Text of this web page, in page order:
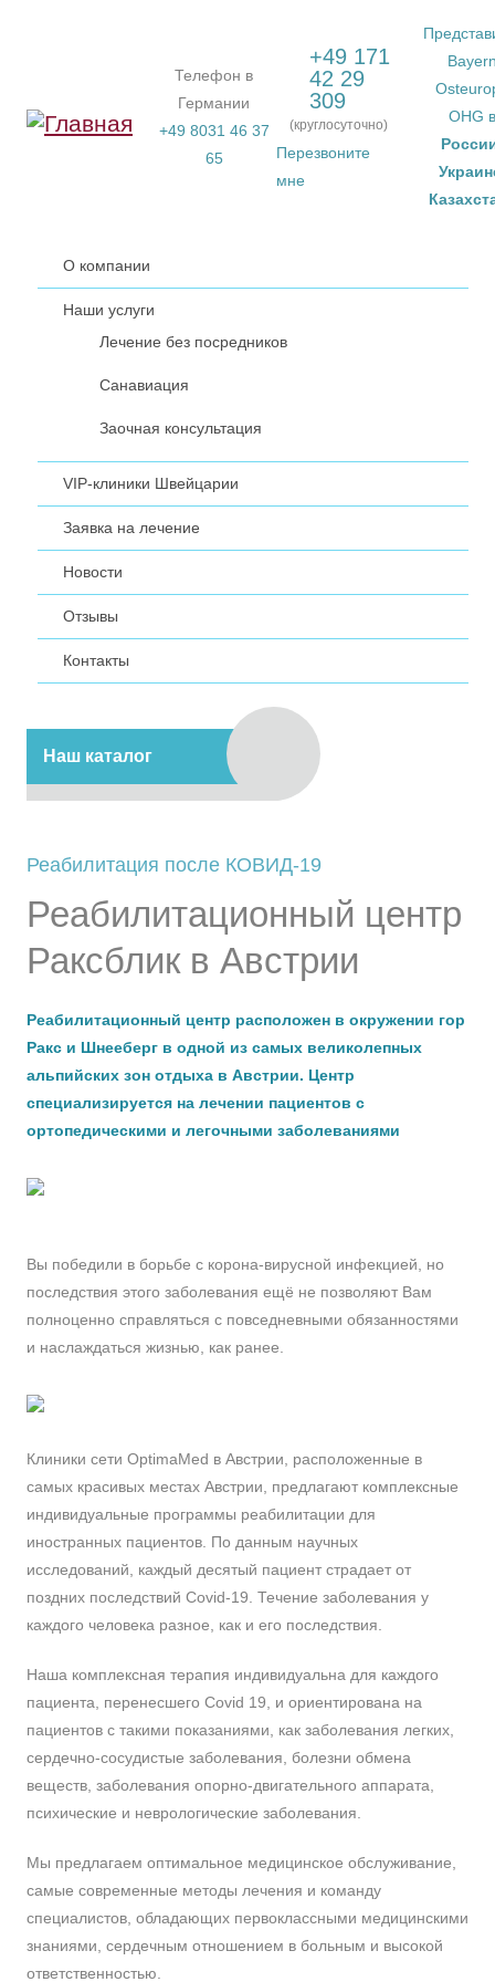
Телефон в
Германии
+49 8031 46 37
65
+49 171
42 29
309
(круглосуточно)
Перезвоните
мне
OHG в
О компании
Наши услуги
Лечение без посредников
Санавиация
Заочная консультация
VIP-клиники Швейцарии
Заявка на лечение
Новости
Отзывы
Контакты
Наш каталог
Реабилитация после КОВИД-19
Реабилитационный центр
Раксблик в Австрии
Реабилитационный центр расположен в окружении гор
Ракс и Шнееберг в одной из самых великолепных
альпийских зон отдыха в Австрии. Центр
специализируется на лечении пациентов с
ортопедическими и легочными заболеваниями
Вы победили в борьбе с корона-вирусной инфекцией, но
последствия этого заболевания ещё не позволяют Вам
полноценно справляться с повседневными обязанностями
и наслаждаться жизнью, как ранее.
Клиники сети OptimaMed в Австрии, расположенные в
самых красивых местах Австрии, предлагают комплексные
индивидуальные программы реабилитации для
иностранных пациентов. По данным научных
исследований, каждый десятый пациент страдает от
поздних последствий Covid-19. Течение заболевания у
каждого человека разное, как и его последствия.
Наша комплексная терапия индивидуальна для каждого
пациента, перенесшего Covid 19, и ориентирована на
пациентов с такими показаниями, как заболевания легких,
сердечно-сосудистые заболевания, болезни обмена
веществ, заболевания опорно-двигательного аппарата,
психические и неврологические заболевания.
Мы предлагаем оптимальное медицинское обслуживание,
самые современные методы лечения и команду
специалистов, обладающих первоклассными медицинскими
знаниями, сердечным отношением в больным и высокой
ответственностью.